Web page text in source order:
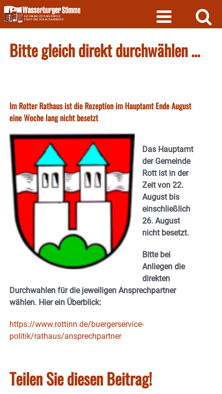
Skip
to
content
Bitte gleich direkt durchwählen …
Im Rotter Rathaus ist die Rezeption im Hauptamt Ende August
eine Woche lang nicht besetzt
Das Hauptamt
der Gemeinde
Rott ist in der
Zeit von 22.
August bis
einschließlich
26. August
nicht besetzt.
Bitte bei
Anliegen die
direkten
Durchwahlen für die jeweiligen Ansprechpartner
wählen. Hier ein Überblick:
https://www.rottinn.de/buergerservice-
politik/rathaus/ansprechpartner
Teilen Sie diesen Beitrag!